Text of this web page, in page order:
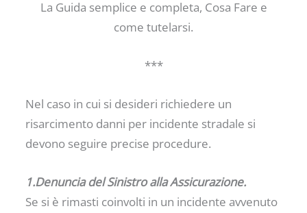
La Guida semplice e completa, Cosa Fare e
come tutelarsi.
***
Nel caso in cui si desideri richiedere un
risarcimento danni per incidente stradale si
devono seguire precise procedure.
1.Denuncia del Sinistro alla Assicurazione.
Se si è rimasti coinvolti in un incidente avvenuto